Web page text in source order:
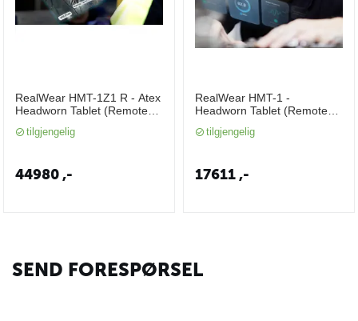
RealWear HMT-1Z1 R - Atex
Headworn Tablet (Remote
(Atex, Vanntett)
tilgjengelig
44980,-
RealWear HMT-1 -
Headworn Tablet (Remote
tilgjengelig
17611,-
SEND FORESPØRSEL